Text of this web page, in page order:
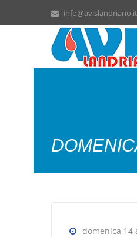
info@avislandriano.it
domenica 14